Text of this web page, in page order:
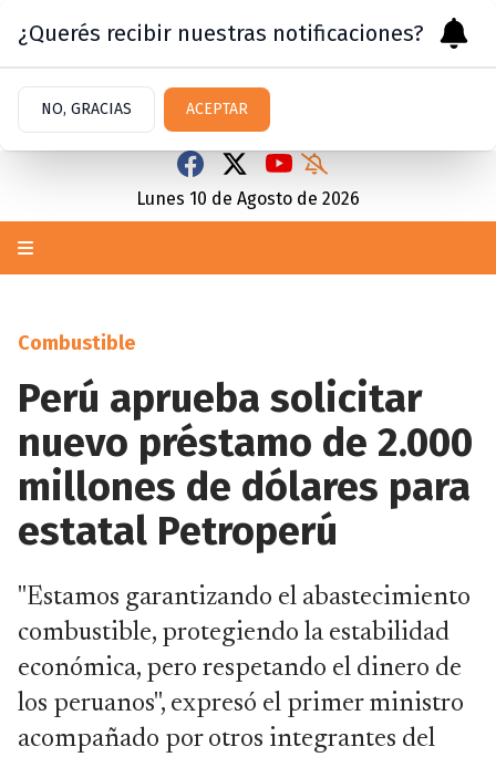
Lunes 10 de Agosto de 2026
Combustible
Perú aprueba solicitar
nuevo préstamo de 2.000
millones de dólares para
estatal Petroperú
"Estamos garantizando el abastecimiento
combustible, protegiendo la estabilidad
económica, pero respetando el dinero de
los peruanos", expresó el primer ministro
acompañado por otros integrantes del
¿Querés recibir nuestras notificaciones?
NO, GRACIAS ACEPTAR